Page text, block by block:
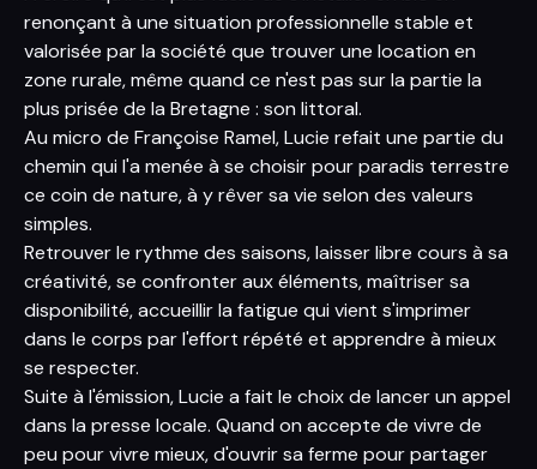
renonçant à une situation professionnelle stable et
valorisée par la société que trouver une location en
zone rurale, même quand ce n'est pas sur la partie la
plus prisée de la Bretagne : son littoral.
Au micro de Françoise Ramel, Lucie refait une partie du
chemin qui l'a menée à se choisir pour paradis terrestre
ce coin de nature, à y rêver sa vie selon des valeurs
simples.
Retrouver le rythme des saisons, laisser libre cours à sa
créativité, se confronter aux éléments, maîtriser sa
disponibilité, accueillir la fatigue qui vient s'imprimer
dans le corps par l'effort répété et apprendre à mieux
se respecter.
Suite à l'émission, Lucie a fait le choix de lancer un appel
dans la presse locale. Quand on accepte de vivre de
peu pour vivre mieux, d'ouvrir sa ferme pour partager